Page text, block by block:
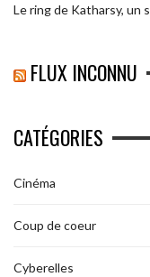
Le ring de Katharsy, un
FLUX INCONNU
CATÉGORIES
Cinéma
Coup de coeur
Cyberelles